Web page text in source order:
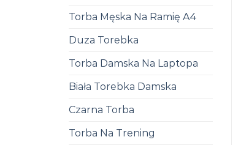
Torba Męska Na Ramię A4
Duza Torebka
Torba Damska Na Laptopa
Biała Torebka Damska
Czarna Torba
Torba Na Trening